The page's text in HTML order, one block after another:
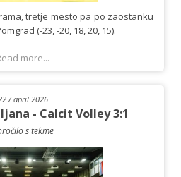
tretje mesto pa po zaostanku
(-23, -20, 18, 20, 15).
more...
/ april 2026
- Calcit Volley 3:1
s tekme